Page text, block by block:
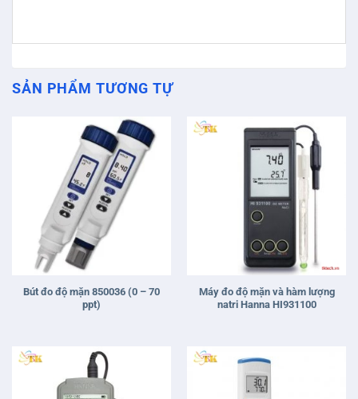
SẢN PHẨM TƯƠNG TỰ
Bút đo độ mặn 850036 (0 – 70
ppt)
Máy đo độ mặn và hàm lượng
natri Hanna HI931100